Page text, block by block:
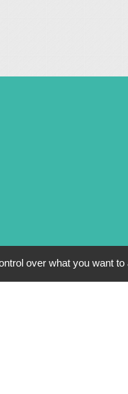
over what you want to